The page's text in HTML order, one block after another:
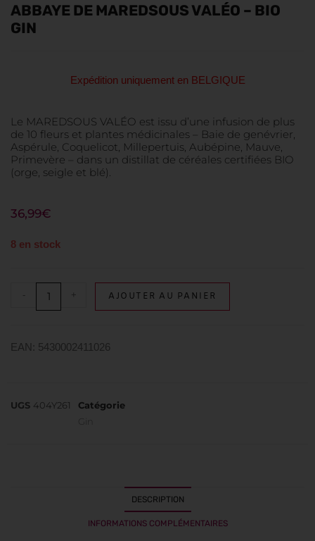
ABBAYE DE MAREDSOUS VALÉO – BIO
GIN
Expédition uniquement en BELGIQUE
Le MAREDSOUS VALÉO est issu d’une infusion de plus
de 10 fleurs et plantes médicinales – Baie de genévrier,
Aspérule, Coquelicot, Millepertuis, Aubépine, Mauve,
Primevère – dans un distillat de céréales certifiées BIO
(orge, seigle et blé).
36,99€
8 en stock
- + AJOUTER AU PANIER
EAN: 5430002411026
UGS 404Y261
Catégorie
DESCRIPTION
INFORMATIONS COMPLÉMENTAIRES